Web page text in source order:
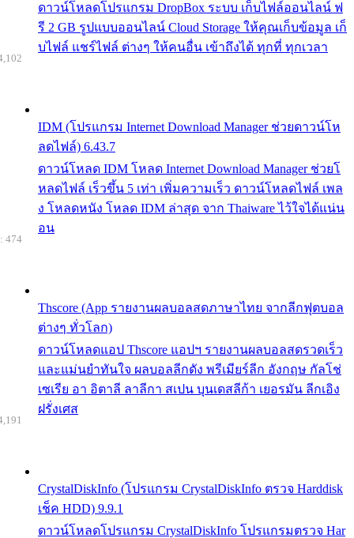
ดาวน์โหลดโปรแกรม DropBox ระบบ เก็บไฟล์ออนไลน์ ฟ
รี 2 GB รูปแบบออนไลน์ Cloud Storage ให้คุณเก็บข้อมูล เก็
บไฟล์ แชร์ไฟล์ ต่างๆ ให้คนอื่น เข้าถึงได้ ทุกที่ ทุกเวลา
IDM (โปรแกรม Internet Download Manager ช่วยดาวน์โห
ลดไฟล์) 6.43.7
ดาวน์โหลด IDM โหลด Internet Download Manager ช่วยโ
หลดไฟล์ เร็วขึ้น 5 เท่า เพิ่มความเร็ว ดาวน์โหลดไฟล์ เพล
ง โหลดหนัง โหลด IDM ล่าสุด จาก Thaiware ไว้ใจได้แน่น
อน
Thscore (App รายงานผลบอลสดภาษาไทย จากลีกฟุตบอล
ต่างๆ ทั่วโลก)
ดาวน์โหลดแอป Thscore แอปฯ รายงานผลบอลสดรวดเร็ว
และแม่นยำทันใจ ผลบอลลีกดัง พรีเมียร์ลีก อังกฤษ กัลโช่
เซเรีย อา อิตาลี ลาลีกา สเปน บุนเดสลีก้า เยอรมัน ลีกเอิง
ฝรั่งเศส
474
CrystalDiskInfo (โปรแกรม CrystalDiskInfo ตรวจ Harddisk
เช็ค HDD) 9.9.1
ดาวน์โหลดโปรแกรม CrystalDiskInfo โปรแกรมตรวจ Har